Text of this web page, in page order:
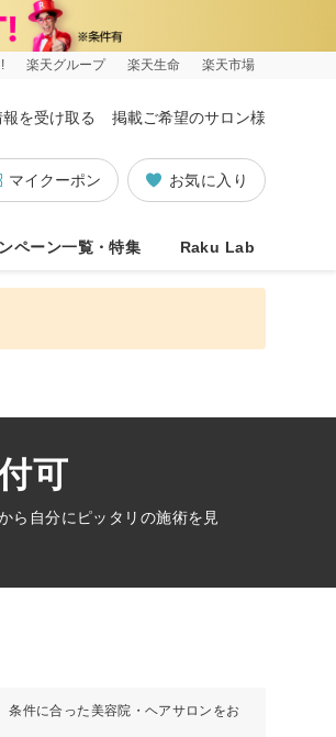
楽天グループ 楽天生命 楽天市場
を受け取る 掲載ご希望のサロン様
お気に入り
マイクーポン
ペーン一覧・特集 Raku Lab
可
ら自分にピッタリの施術を見
条件に合った美容院・ヘアサロンをお